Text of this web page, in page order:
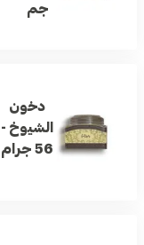
جم
دخون
الشيوخ -
56 جرام